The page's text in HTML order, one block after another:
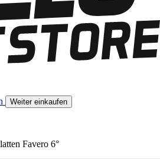
Weiter einkaufen
Favero 6°